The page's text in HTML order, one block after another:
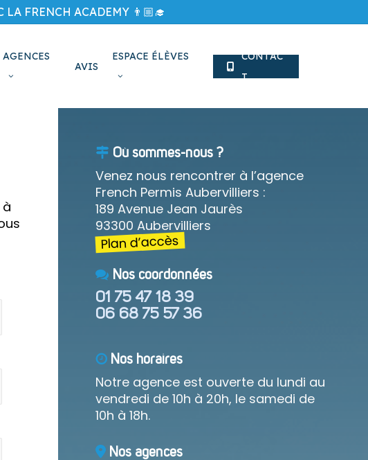
FRENCH ACADEMY 👨🏼‍🎓
AGENCES
AVIS
ESPACE ÉLÈVES CONTAC
T
Où sommes-nous ?
Venez nous rencontrer à l’agence
French Permis Aubervilliers :
189 Avenue Jean Jaurès
93300 Aubervilliers
Plan d’accès
Nos coordonnées
01 75 47 18 39
06 68 75 57 36
Nos horaires
Notre agence est ouverte du lundi au
vendredi de 10h à 20h, le samedi de
10h à 18h.
Nos agences